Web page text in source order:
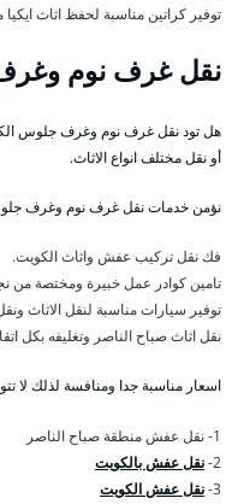
توفير كراتين مناسبة لحفظ اثاث ايكيا
نقل غرف نوم
هل تود نقل غرف نوم وغرف جلوس
أو نقل مختلف انواع الاثاث.
نؤمن خدمات نقل غرف نوم وغرف
فك نقل تركيب عفش واثاث الكويت.
تامين كوادر عمل خبيرة ومختصة من
توفير سيارات مناسبة لنقل الاثاث
نقل اثاث صباح الناصر وتغليفه بكل
اسعار مناسبة جدا ومنافسة لذلك لا
1- نقل عفش منطقة صباح الناصر
2- نقل عفش بالكويت
3- نقل عفش الكويت